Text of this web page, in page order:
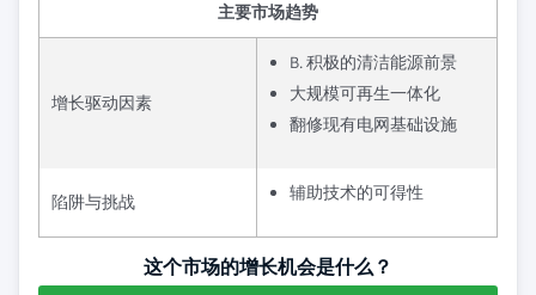
主要市场趋势
增长驱动因素
B. 积极的清洁能源前景
大规模可再生一体化
翻修现有电网基础设施
陷阱与挑战 辅助技术的可得性
这个市场的增长机会是什么？